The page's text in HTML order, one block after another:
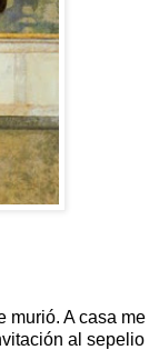
murió. A casa me
al sepelio